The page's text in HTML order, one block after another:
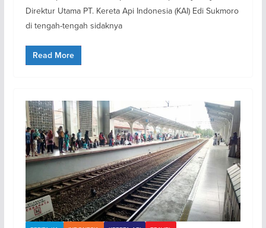
Direktur Utama PT. Kereta Api Indonesia (KAI) Edi Sukmoro
di tengah-tengah sidaknya
Read More